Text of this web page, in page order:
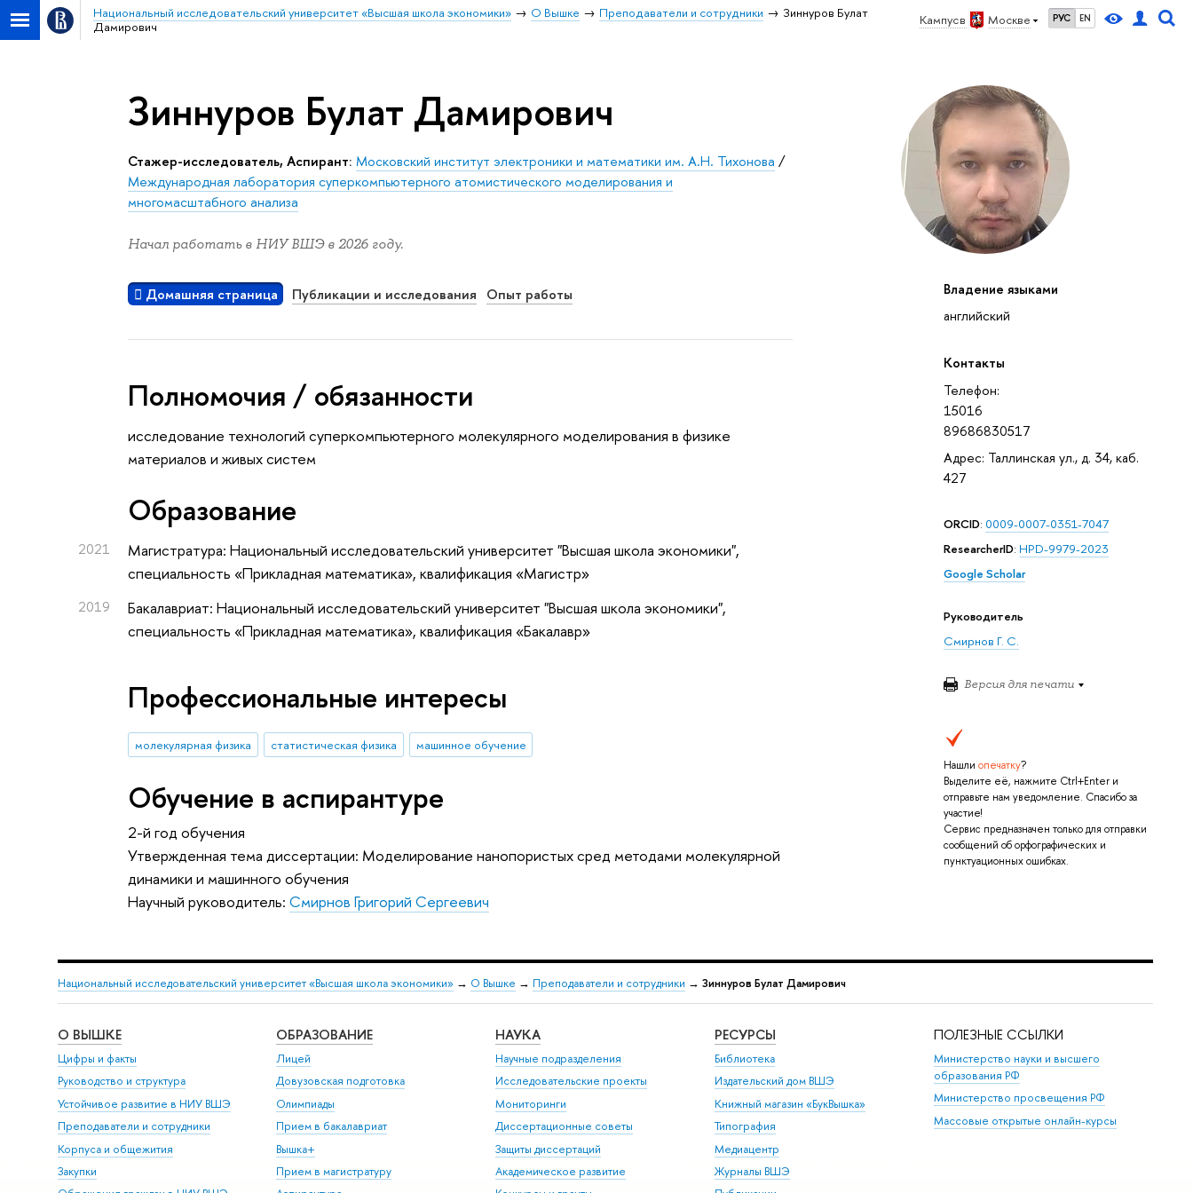
Кампус в Москве РУС EN
Национальный исследовательский университет «Высшая школа экономики» О Вышке Преподаватели и сотрудники
Зиннуров Булат
Дамирович
Владение языками
английский
Контакты
Телефон:
15016
89686830517
Адрес: Таллинская ул., д. 34, каб.
427
ORCID: 0009-0007-0351-7047
ResearcherID: HPD-9979-2023
Google Scholar
Руководитель
Смирнов Г. С.
Версия для печати
Нашли опечатку?
Выделите её, нажмите Ctrl+Enter и
отправьте нам уведомление. Спасибо за
участие!
Сервис предназначен только для отправки
сообщений об орфографических и
пунктуационных ошибках.
Зиннуров Булат Дамирович
Стажер-исследователь, Аспирант: Московский институт электроники и математики им. А.Н. Тихонова /
Международная лаборатория суперкомпьютерного атомистического моделирования и
многомасштабного анализа
Начал работать в НИУ ВШЭ в 2026 году.
Домашняя страница Публикации и исследования Опыт работы
Полномочия / обязанности
исследование технологий суперкомпьютерного молекулярного моделирования в физике
материалов и живых систем
Oбразование
2021
Магистратура: Национальный исследовательский университет "Высшая школа экономики",
специальность «Прикладная математика», квалификация «Магистр»
2019
Бакалавриат: Национальный исследовательский университет "Высшая школа экономики",
специальность «Прикладная математика», квалификация «Бакалавр»
Профессиональные интересы
молекулярная физика статистическая физика машинное обучение
Обучение в аспирантуре
2-й год обучения
Утвержденная тема диссертации: Моделирование нанопористых сред методами молекулярной
динамики и машинного обучения
Научный руководитель:Смирнов Григорий Сергеевич
Национальный исследовательский университет «Высшая школа экономики» → О Вышке → Преподаватели и сотрудники → Зиннуров Булат Дамирович
О ВЫШКЕ
Цифры и факты
Руководство и структура
Устойчивое развитие в НИУ ВШЭ
Преподаватели и сотрудники
Корпуса и общежития
Закупки
ОБРАЗОВАНИЕ
Лицей
Довузовская подготовка
Олимпиады
Прием в бакалавриат
Вышка+
Прием в магистратуру
НАУКА
Научные подразделения
Исследовательские проекты
Мониторинги
Диссертационные советы
Защиты диссертаций
Академическое развитие
РЕСУРСЫ
Библиотека
Издательский дом ВШЭ
Книжный магазин «БукВышка»
Типография
Медиацентр
Журналы ВШЭ
ПОЛЕЗНЫЕ ССЫЛКИ
Министерство науки и высшего
образования РФ
Министерство просвещения РФ
Массовые открытые онлайн-курсы